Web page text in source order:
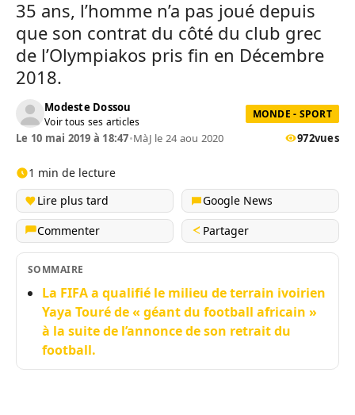
35 ans, l’homme n’a pas joué depuis
que son contrat du côté du club grec
de l’Olympiakos pris fin en Décembre
2018.
Modeste Dossou
Voir tous ses articles
MONDE - SPORT
Le 10 mai 2019 à 18:47•MàJ le 24 aou 2020 972vues
1 min de lecture
Lire plus tard
Google News
Commenter
Partager
SOMMAIRE
La FIFA a qualifié le milieu de terrain ivoirien
Yaya Touré de « géant du football africain »
à la suite de l’annonce de son retrait du
football.